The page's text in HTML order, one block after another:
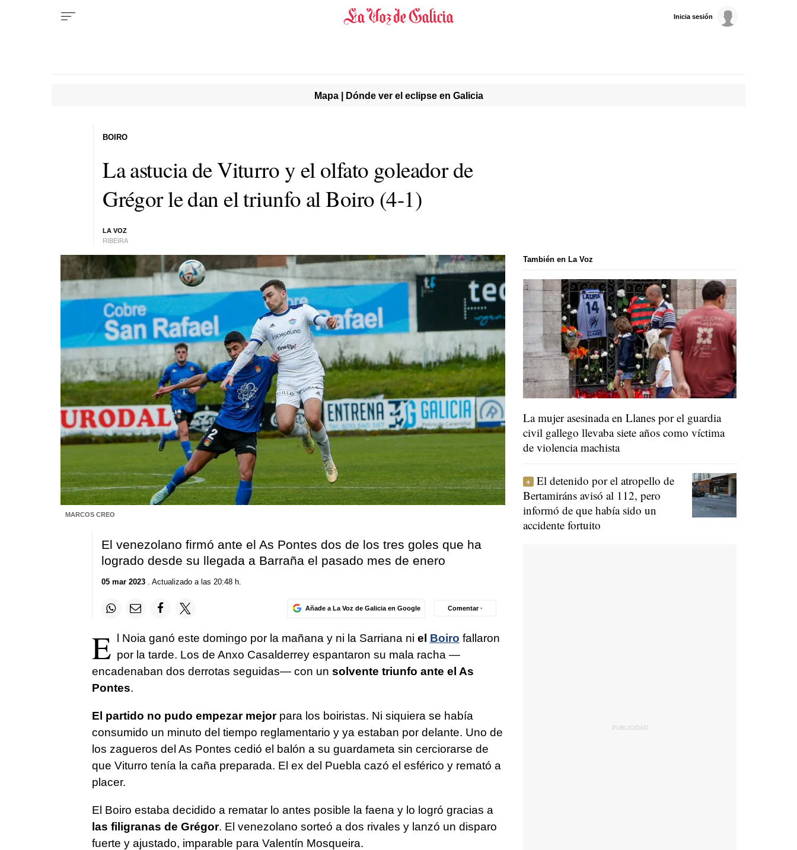
Inicia sesión
Mapa | Dónde ver el eclipse en Galicia
La astucia de Viturro y el olfato goleador de
Grégor le dan el triunfo al Boiro (4-1)
LA VOZ
RIBEIRA
BOIRO
MARCOS CREO
El venezolano firmó ante el As Pontes dos de los tres goles que ha
logrado desde su llegada a Barraña el pasado mes de enero
05 mar 2023. Actualizado a las 20:48 h.
Añade a La Voz de Galicia en Google Comentar ·
E l Noia ganó este domingo por la mañana y ni la Sarriana ni el Boiro fallaron
por la tarde. Los de Anxo Casalderrey espantaron su mala racha —
encadenaban dos derrotas seguidas— con un solvente triunfo ante el As
Pontes.
El partido no pudo empezar mejorpara los boiristas. Ni siquiera se había
consumido un minuto del tiempo reglamentario y ya estaban por delante. Uno de
los zagueros del As Pontes cedió el balón a su guardameta sin cerciorarse de
que Viturro tenía la caña preparada. El ex del Puebla cazó el esférico y remató a
placer.
El Boiro estaba decidido a rematar lo antes posible la faena y lo logró gracias a
las filigranas de Grégor. El venezolano sorteó a dos rivales y lanzó un disparo
fuerte y ajustado, imparable para Valentín Mosqueira.
También en La Voz
La mujer asesinada en Llanes por el guardia
civil gallego llevaba siete años como víctima
de violencia machista
El detenido por el atropello de
Bertamiráns avisó al 112, pero
informó de que había sido un
accidente fortuito